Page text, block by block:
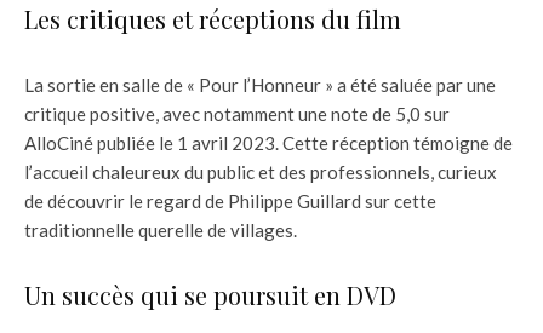
Les critiques et réceptions du film
La sortie en salle de « Pour l’Honneur » a été saluée par une
critique positive, avec notamment une note de 5,0 sur
AlloCiné publiée le 1 avril 2023. Cette réception témoigne de
l’accueil chaleureux du public et des professionnels, curieux
de découvrir le regard de Philippe Guillard sur cette
traditionnelle querelle de villages.
Un succès qui se poursuit en DVD